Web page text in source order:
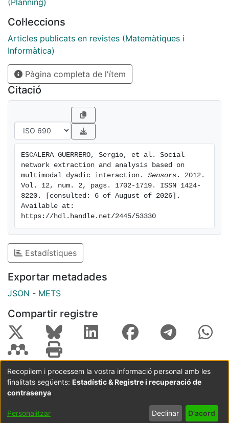
encode automatically extracted audio/visual features
from our videos using state-of-the art algorithms. Our
results are reported in terms of accuracy of
audio/visual data fusion for speaker segmentation and
centrality measures used to characterize the extracted
social network.
(Planning)
Col·leccions
Articles publicats en revistes (Matemàtiques i
Informàtica)
Pàgina completa de l'ítem
Citació
ESCALERA GUERRERO, Sergio, et al. Social
network extraction and analysis based on
multimodal dyadic interaction. Sensors . 2012.
Vol. 12, num. 2, pags. 1702-1719. ISSN 1424-
8220. [consulted: 6 of August of 2026].
Available at:
https://hdl.handle.net/2445/53330
Estadístiques
Exportar metadades
JSON - METS
Compartir registre
Coordinació:CRAI UB Avís legal
Metadades
subjectes a:
Configuració
de cookies
privadesa
Recopilem i processem la vostra informació personal amb les
finalitats següents: Estadístic & Registre i recuperació de
contrasenya
Personalitzar Declinar D'acord